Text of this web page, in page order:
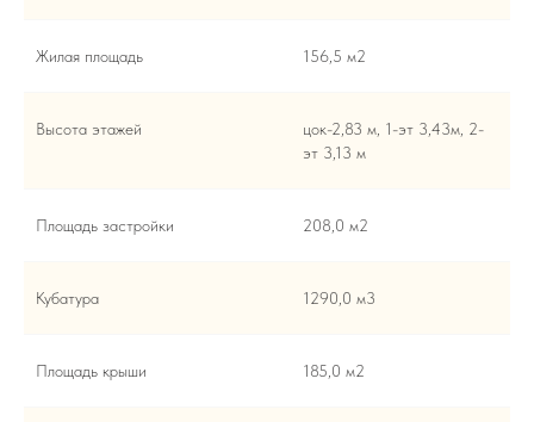
Жилая площадь 156,5 м2
Высота этажей
цок-2,83 м, 1-эт 3,43м, 2-
эт 3,13 м
Площадь застройки 208,0 м2
Кубатура 1290,0 м3
Площадь крыши 185,0 м2